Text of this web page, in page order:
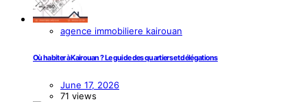
agence immobiliere kairouan
Où habiter à Kairouan ? Le guide des quartiers et délégations
June 17, 2026
71 views